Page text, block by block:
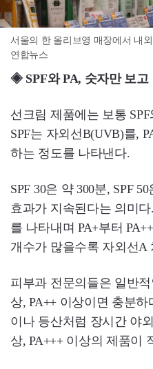
서울의 한 올리브영 매장에서 내
연합뉴스
◈ SPF와 PA, 숫자만 보고
선크림 제품에는 보통
SPF는 자외선B(UVB)를,
하는 정도를 나타낸다.
SPF 30은 약 300분, SPF
효과가 지속된다는 의미
를 나타내며 PA+부터
개수가 많을수록 자외선A
피부과 전문의들은 일반적
상, PA++ 이상이면 충분
이나 등산처럼 장시간 야
상, PA+++ 이상의 제품이